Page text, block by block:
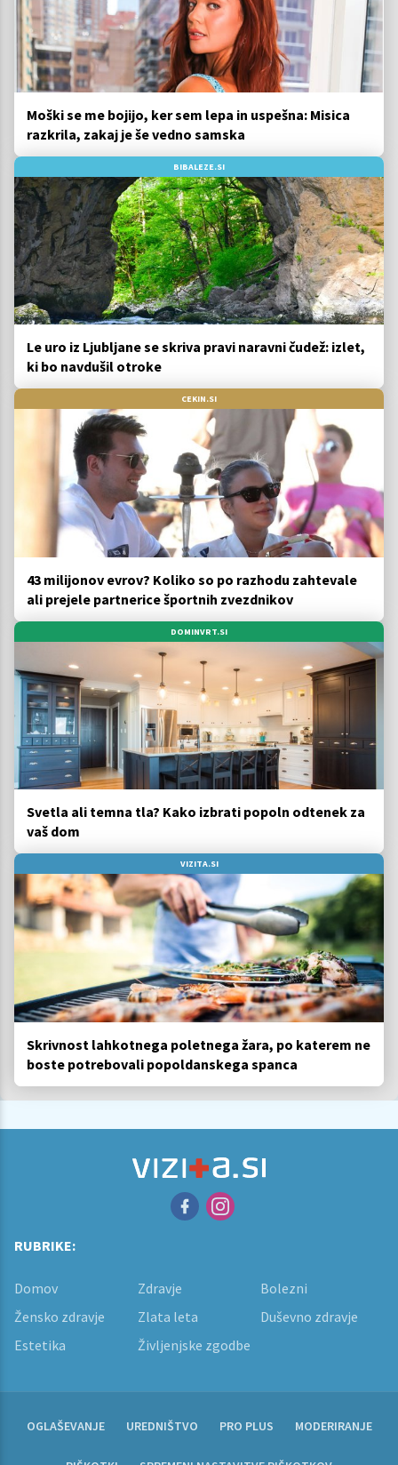
Moški se me bojijo, ker sem lepa in uspešna: Misica
razkrila, zakaj je še vedno samska
BIBALEZE.SI
Le uro iz Ljubljane se skriva pravi naravni čudež: izlet,
ki bo navdušil otroke
CEKIN.SI
43 milijonov evrov? Koliko so po razhodu zahtevale
ali prejele partnerice športnih zvezdnikov
DOMINVRT.SI
Svetla ali temna tla? Kako izbrati popoln odtenek za
vaš dom
VIZITA.SI
Skrivnost lahkotnega poletnega žara, po katerem ne
boste potrebovali popoldanskega spanca
RUBRIKE:
Domov Zdravje
Bolezni
Žensko zdravje
Zlata leta
Duševno zdravje
Estetika
Življenjske zgodbe
OGLAŠEVANJE UREDNIŠTVO PRO PLUS MODERIRANJE